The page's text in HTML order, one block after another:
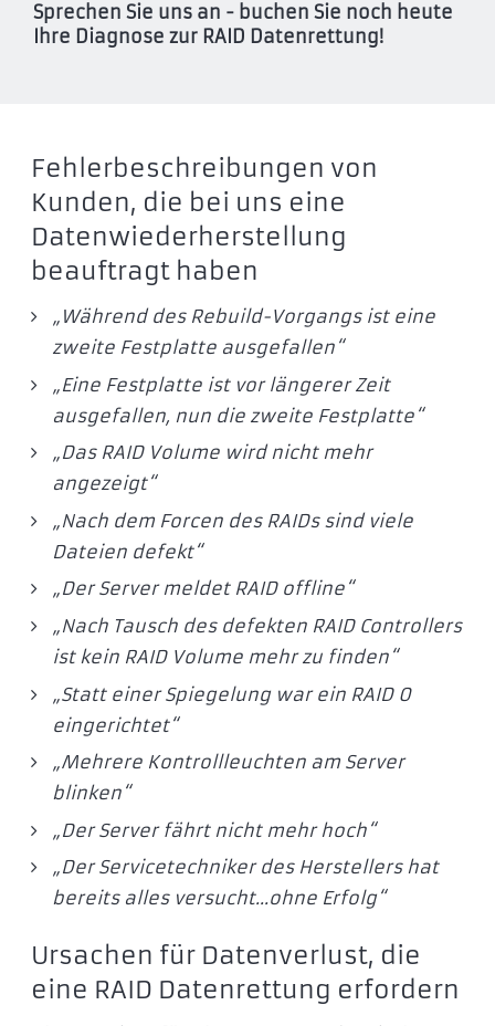
Sprechen Sie uns an - buchen Sie noch heute
Ihre Diagnose zur RAID Datenrettung!
Fehlerbeschreibungen von
Kunden, die bei uns eine
Datenwiederherstellung
beauftragt haben
„Während des Rebuild-Vorgangs ist eine
zweite Festplatte ausgefallen“
„Eine Festplatte ist vor längerer Zeit
ausgefallen, nun die zweite Festplatte “
„Das RAID Volume wird nicht mehr
angezeigt“
„Nach dem Forcen des RAIDs sind viele
Dateien defekt“
„Der Server meldet RAID offline“
„Nach Tausch des defekten RAID Controllers
ist kein RAID Volume mehr zu finden“
„Statt einer Spiegelung war ein RAID 0
eingerichtet“
„Mehrere Kontrollleuchten am Server
blinken“
„Der Server fährt nicht mehr hoch“
„Der Servicetechniker des Herstellers hat
bereits alles versucht...ohne Erfolg“
Ursachen für Datenverlust, die
eine RAID Datenrettung erfordern